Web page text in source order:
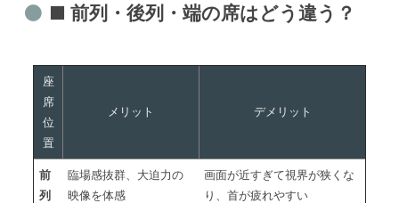
■ 前列・後列・端の席はどう違う？
座
席
位
置
メリット デメリット
前
列
臨場感抜群、大迫力の
映像を体感
画面が近すぎて視界が狭くな
り、首が疲れやすい